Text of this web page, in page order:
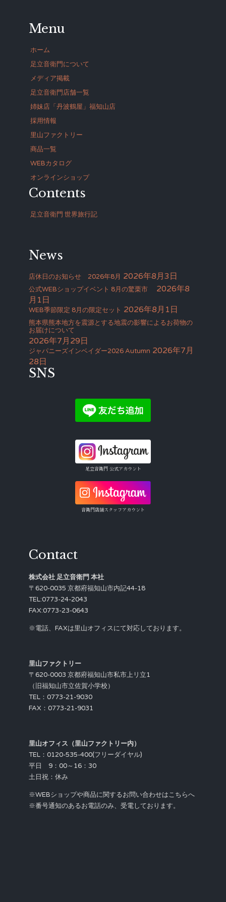
Menu
ホーム
足立音衛門について
メディア掲載
足立音衛門店舗一覧
姉妹店「丹波鶴屋」福知山店
採用情報
里山ファクトリー
商品一覧
WEBカタログ
オンラインショップ
Contents
足立音衛門 世界旅行記
News
店休日のお知らせ 2026年8月 2026年8月3日
公式WEBショップイベント 8月の驚栗市
2026年8
月1日
WEB季節限定 8月の限定セット 2026年8月1日
熊本県熊本地方を震源とする地震の影響によるお荷物の
お届けについて
2026年7月29日
ジャパニーズインベイダー2026 Autumn 2026年7月
28日
SNS
足立音衛門 公式アカウント
音衛門店舗スタッフアカウント
Contact
株式会社 足立音衛門 本社
〒620-0035 京都府福知山市内記44-18
TEL:0773-24-2043
FAX:0773-23-0643
※電話、FAXは里山オフィスにて対応しております。
里山ファクトリー
〒620-0003 京都府福知山市私市上リ立1
（旧福知山市立佐賀小学校）
TEL：0773-21-9030
FAX：0773-21-9031
里山オフィス（里山ファクトリー内）
TEL：0120-535-400(フリーダイヤル)
平日 9：00～16：30
土日祝：休み
※WEBショップや商品に関するお問い合わせはこちらへ
※番号通知のあるお電話のみ、受電しております。